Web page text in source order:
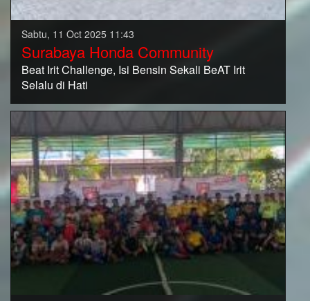
Sabtu, 11 Oct 2025 11:43
Surabaya Honda Community
Beat Irit Challenge, Isi Bensin Sekali BeAT Irit
Selalu di Hati